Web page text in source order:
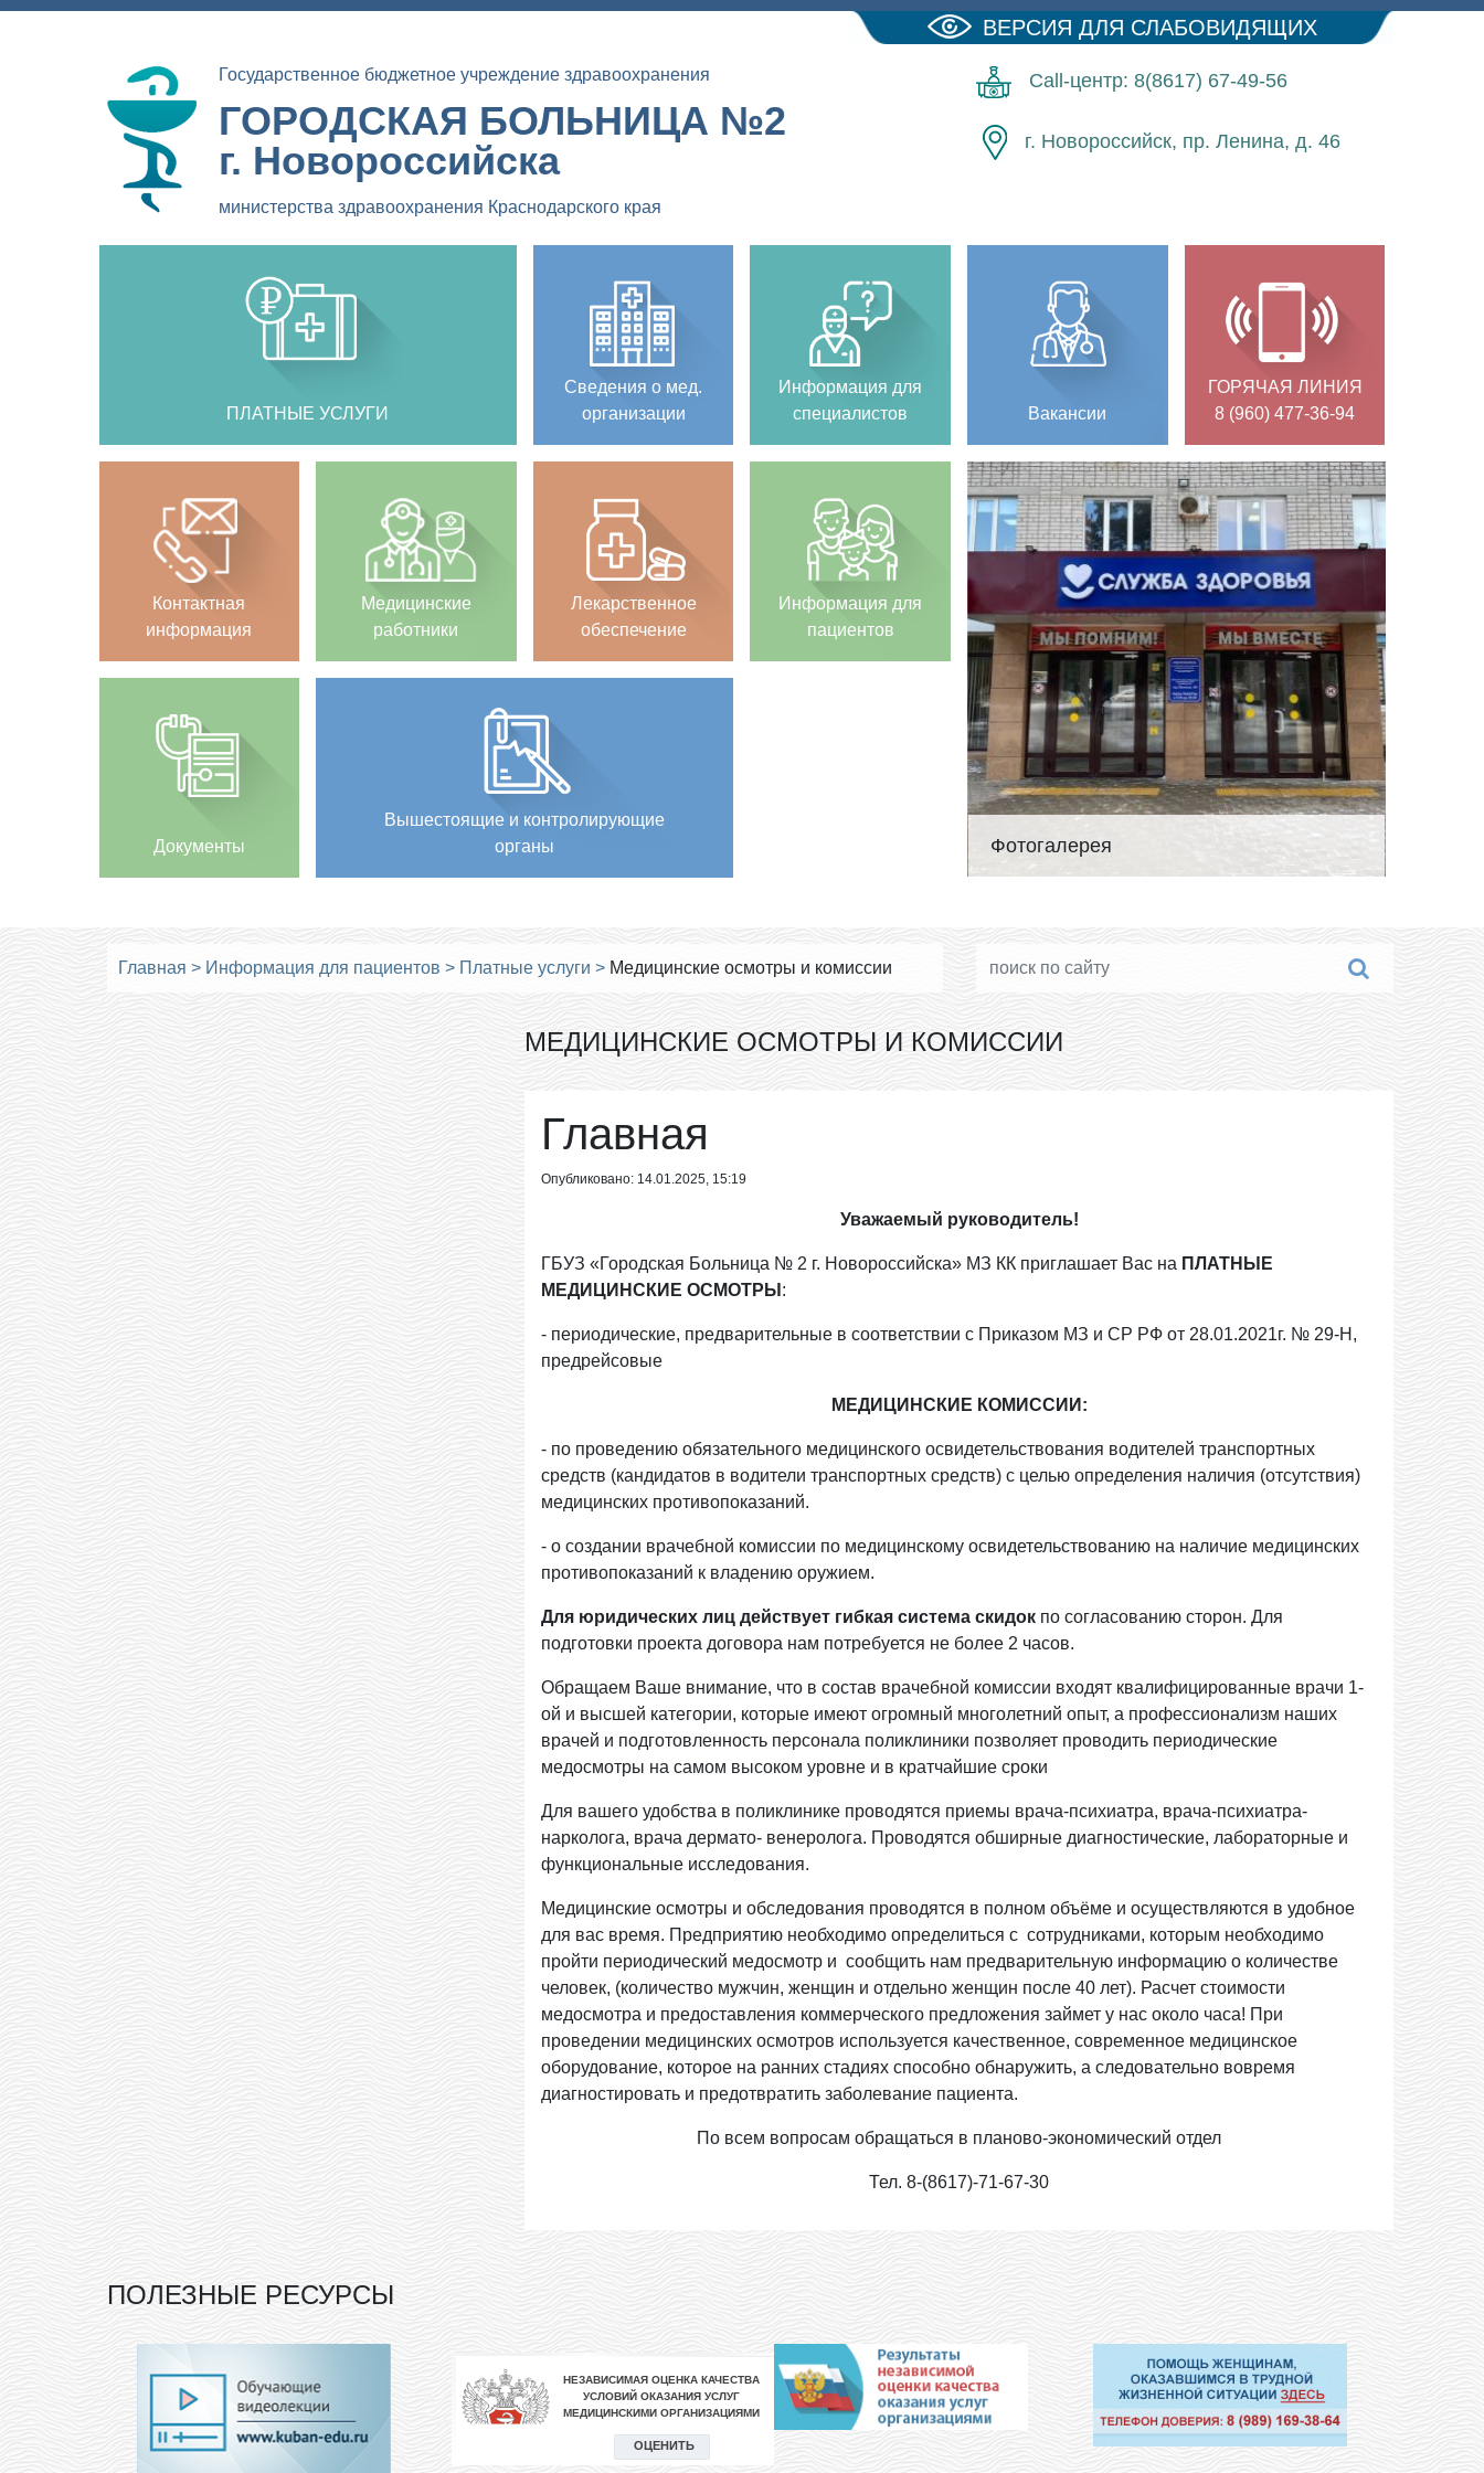
ВЕРСИЯ ДЛЯ СЛАБОВИДЯЩИХ
Государственное бюджетное учреждение здравоохранения
ГОРОДСКАЯ БОЛЬНИЦА №2
г. Новороссийска
министерства здравоохранения Краснодарского края
Call-центр: 8(8617) 67-49-56
г. Новороссийск, пр. Ленина, д. 46
ПЛАТНЫЕ УСЛУГИ
Сведения о мед.
организации
Информация для
специалистов
Вакансии
ГОРЯЧАЯ ЛИНИЯ
8 (960) 477-36-94
Контактная
информация
Медицинские
работники
Лекарственное
обеспечение
Информация для
пациентов
Фотогалерея
Документы
Вышестоящие и контролирующие
органы
Главная > Информация для пациентов > Платные услуги > Медицинские осмотры и комиссии
МЕДИЦИНСКИЕ ОСМОТРЫ И КОМИССИИ
Главная
Опубликовано: 14.01.2025, 15:19
Уважаемый руководитель!
ГБУЗ «Городская Больница № 2 г. Новороссийска» МЗ КК приглашает Вас на ПЛАТНЫЕ
МЕДИЦИНСКИЕ ОСМОТРЫ :
- периодические, предварительные в соответствии с Приказом МЗ и СР РФ от 28.01.2021г. № 29-Н,
предрейсовые
МЕДИЦИНСКИЕ КОМИССИИ:
- по проведению обязательного медицинского освидетельствования водителей транспортных
средств (кандидатов в водители транспортных средств) с целью определения наличия (отсутствия)
медицинских противопоказаний.
- о создании врачебной комиссии по медицинскому освидетельствованию на наличие медицинских
противопоказаний к владению оружием.
Для юридических лиц действует гибкая система скидок по согласованию сторон. Для
подготовки проекта договора нам потребуется не более 2 часов.
Обращаем Ваше внимание, что в состав врачебной комиссии входят квалифицированные врачи 1-
ой и высшей категории, которые имеют огромный многолетний опыт, а профессионализм наших
врачей и подготовленность персонала поликлиники позволяет проводить периодические
медосмотры на самом высоком уровне и в кратчайшие сроки
Для вашего удобства в поликлинике проводятся приемы врача-психиатра, врача-психиатра-
нарколога, врача дермато- венеролога. Проводятся обширные диагностические, лабораторные и
функциональные исследования.
Медицинские осмотры и обследования проводятся в полном объёме и осуществляются в удобное
для вас время. Предприятию необходимо определиться с сотрудниками, которым необходимо
пройти периодический медосмотр и сообщить нам предварительную информацию о количестве
человек, (количество мужчин, женщин и отдельно женщин после 40 лет). Расчет стоимости
медосмотра и предоставления коммерческого предложения займет у нас около часа! При
проведении медицинских осмотров используется качественное, современное медицинское
оборудование, которое на ранних стадиях способно обнаружить, а следовательно вовремя
диагностировать и предотвратить заболевание пациента.
По всем вопросам обращаться в планово-экономический отдел
Тел. 8-(8617)-71-67-30
ПОЛЕЗНЫЕ РЕСУРСЫ